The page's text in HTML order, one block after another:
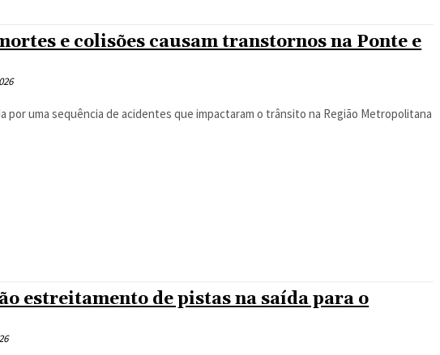
e colisões causam transtornos na Ponte e
por uma sequência de acidentes que impactaram o trânsito na Região Metropolitana
estreitamento de pistas na saída para o